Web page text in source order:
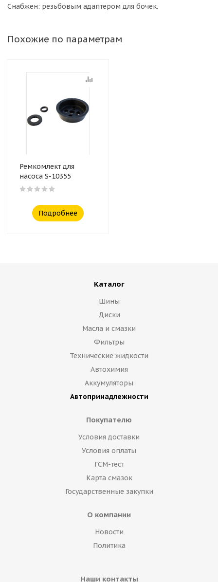
Снабжен: резьбовым адаптером для бочек.
Похожие по параметрам
Ремкомлект для
насоса S-10355
Подробнее
Каталог
Шины
Диски
Масла и смазки
Фильтры
Технические жидкости
Автохимия
Аккумуляторы
Автопринадлежности
Покупателю
Условия доставки
Условия оплаты
ГСМ-тест
Карта смазок
Государственные закупки
О компании
Новости
Политика
Наши контакты